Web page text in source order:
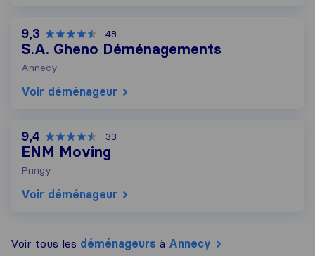
9,3 48
S.A. Gheno Déménagements
Annecy
Voir déménageur
9,4 33
ENM Moving
Pringy
Voir déménageur
Voir tous les déménageurs à Annecy